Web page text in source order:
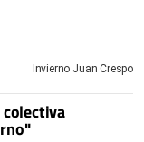
Invierno Juan Crespo